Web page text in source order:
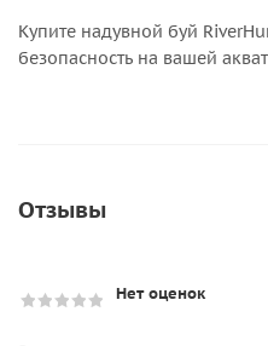
Купите надувной буй
безопасность на вашей
Отзывы
Нет оценок